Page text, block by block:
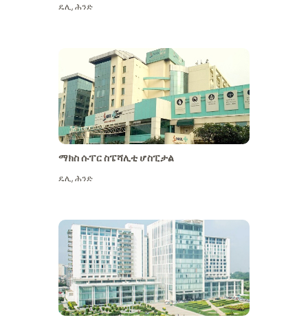
ዴሊ,ሕንድ
ማክስ ሱፐር ስፔሻሊቲ ሆስፒታል
ዴሊ,ሕንድ